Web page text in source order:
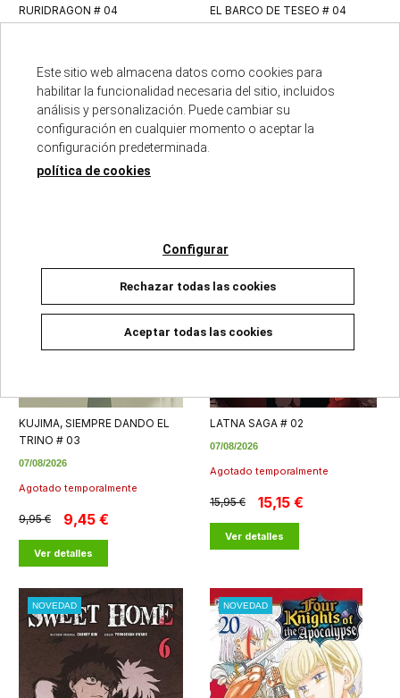
RURIDRAGON # 04
9,00 € 8,55 €
Ver detalles
EL BARCO DE TESEO # 04
19,50 € 18,53 €
Añadir a la cesta
KUJIMA, SIEMPRE DANDO EL
TRINO # 03
07/08/2026
Agotado temporalmente
9,95 € 9,45 €
Ver detalles
LATNA SAGA # 02
07/08/2026
Agotado temporalmente
15,95 € 15,15 €
Ver detalles
NOVEDAD NOVEDAD
Este sitio web almacena datos como cookies para
habilitar la funcionalidad necesaria del sitio, incluidos
análisis y personalización. Puede cambiar su
configuración en cualquier momento o aceptar la
configuración predeterminada.
política de cookies
Configurar
Rechazar todas las cookies
Aceptar todas las cookies